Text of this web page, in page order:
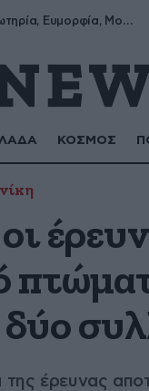
Σωτήρης, Σωτηρία, Ευμορφία, Μορφούλα
ΚΟΣΜΟΣ
δύο
της έρευνας